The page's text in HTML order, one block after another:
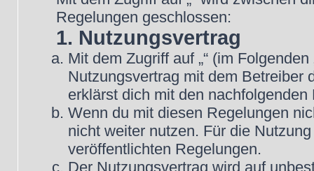
Regelungen geschlossen:
1. Nutzungsvertrag
Mit dem Zugriff auf „“ (im
Nutzungsvertrag mit dem Betreiber
erklärst dich mit den
Wenn du mit diesen Regelungen
nicht weiter nutzen. Für die
veröffentlichten Regelungen.
Der Nutzungsvertrag wird auf